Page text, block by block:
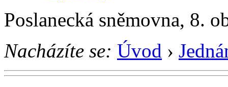
Poslanecká sněmovna, 8.
Nacházíte se: Úvod ›